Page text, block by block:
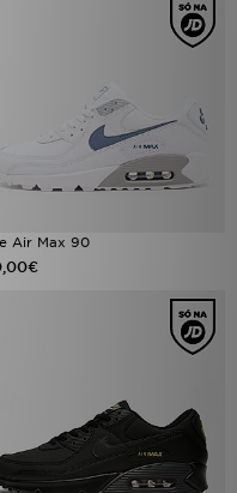
Air Max 90